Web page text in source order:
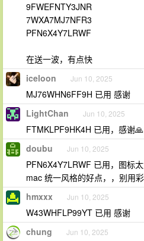
9FWEFNTY3JNR
7WXA7MJ7NFR3
PFN6X4Y7LRWF
在送一波，有点快
iceloon Jun 10, 2025
MJ76WHN6FF9H 已用 感谢
LightChan Jun 10, 2025
FTMKLPF9HK4H 已用，感谢🙏
doubu Jun 10, 2025
PFN6X4Y7LRWF 已用，图标
mac 统一风格的好点，，别用
hmxxx Jun 10, 2025
W43WHFLP99YT 已用 感谢
chung Jun 10, 2025